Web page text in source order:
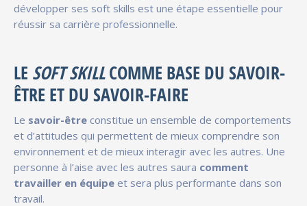
développer ses soft skills est une étape essentielle pour
réussir sa carrière professionnelle.
LE SOFT SKILLCOMME BASE DU SAVOIR-
ÊTRE ET DU SAVOIR-FAIRE
Le savoir-être constitue un ensemble de comportements
et d’attitudes qui permettent de mieux comprendre son
environnement et de mieux interagir avec les autres. Une
personne à l’aise avec les autres saura comment
travailler en équipe et sera plus performante dans son
travail.